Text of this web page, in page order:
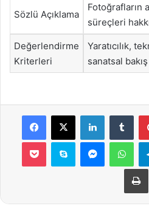
Sözlü Açıklama
Fotoğrafların
süreçleri
Değerlendirme
Kriterleri
Yaratıcılık,
sanatsal bakış
Facebook
X LinkedIn
Pocket Skype Messenger